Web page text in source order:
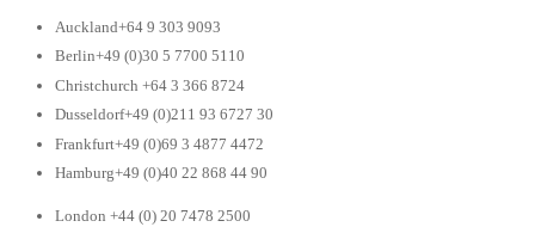
Auckland+64 9 303 9093
Berlin+49 (0)30 5 7700 5110
Christchurch +64 3 366 8724
Dusseldorf+49 (0)211 93 6727 30
Frankfurt+49 (0)69 3 4877 4472
Hamburg+49 (0)40 22 868 44 90
London +44 (0) 20 7478 2500